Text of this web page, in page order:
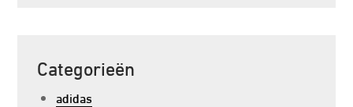
Categorieën
adidas